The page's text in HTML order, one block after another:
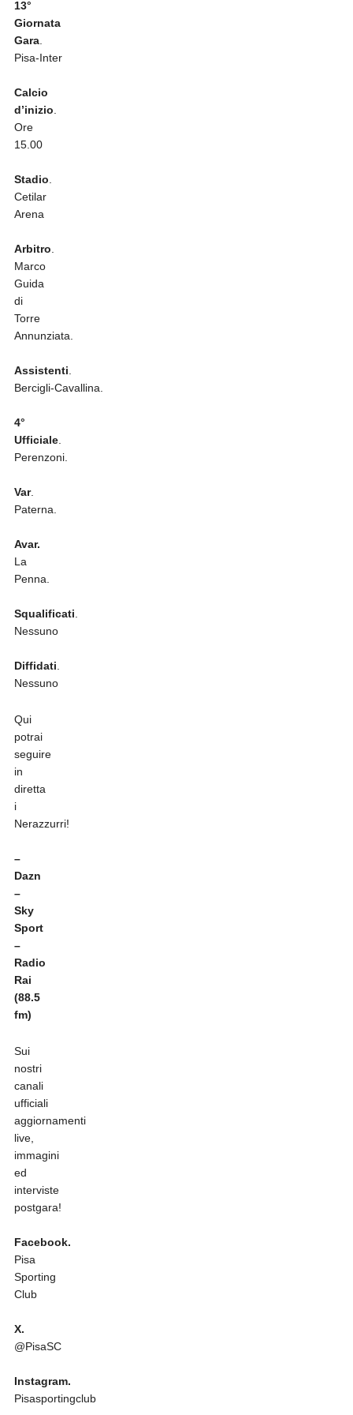
13°
Giornata
Gara.
Pisa-Inter
Calcio
d’inizio.
Ore
15.00
Stadio.
Cetilar
Arena
Arbitro.
Marco
Guida
di
Torre
Annunziata.
Assistenti.
Bercigli-Cavallina.
4°
Ufficiale.
Perenzoni.
Var.
Paterna.
Avar.
La
Penna.
Squalificati.
Nessuno
Diffidati.
Nessuno
Qui
potrai
seguire
in
diretta
i
Nerazzurri!
–
Dazn
–
Sky
Sport
–
Radio
Rai
(88.5
fm)
Sui
nostri
canali
ufficiali
aggiornamenti
live,
immagini
ed
interviste
postgara!
Facebook.
Pisa
Sporting
Club
X.
@PisaSC
Instagram.
Pisasportingclub